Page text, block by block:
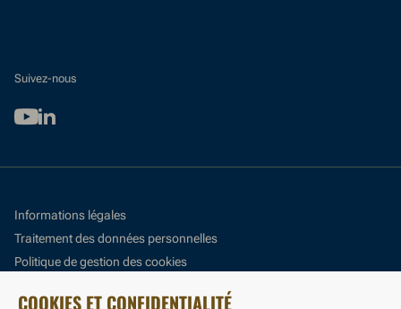
Suivez-nous
Youtube
Linkedin
Informations légales
Traitement des données personnelles
Politique de gestion des cookies
COOKIES ET CONFIDENTIALITÉ